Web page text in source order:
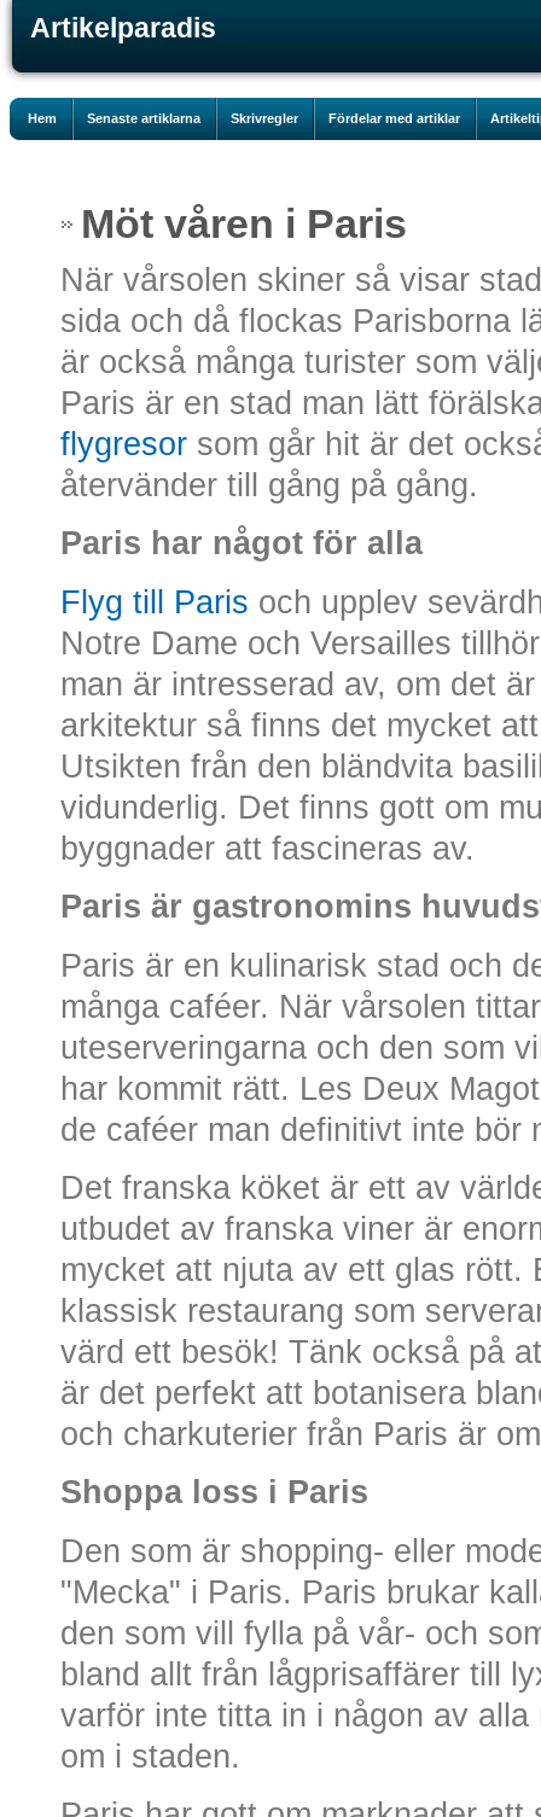
Artikelparadis
Hem Senaste artiklarna Skrivregler Fördelar med artiklar
Möt våren i Paris
När vårsolen skiner så visar
sida och då flockas Parisborna
är också många turister som
Paris är en stad man lätt
flygresor som går hit är det
återvänder till gång på gång.
Paris har något för alla
Flyg till Paris och upplev
Notre Dame och Versailles
man är intresserad av, om det
arkitektur så finns det mycket
Utsikten från den bländvita
vidunderlig. Det finns gott om
byggnader att fascineras av.
Paris är gastronomins
Paris är en kulinarisk stad och
många caféer. När vårsolen
uteserveringarna och den som
har kommit rätt. Les Deux
de caféer man definitivt inte bör
Det franska köket är ett av
utbudet av franska viner är
mycket att njuta av ett glas rött.
klassisk restaurang som
värd ett besök! Tänk också på
är det perfekt att botanisera
och charkuterier från Paris är
Shoppa loss i Paris
Den som är shopping- eller
"Mecka" i Paris. Paris brukar
den som vill fylla på vår- och
bland allt från lågprisaffärer till
varför inte titta in i någon av
om i staden.